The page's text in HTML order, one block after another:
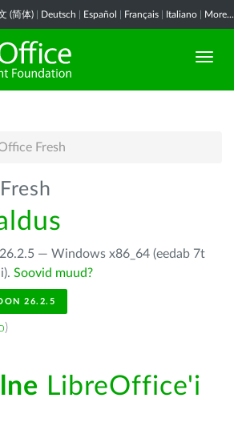
(简体) Deutsch Español Français Italiano More...
Fresh
— Windows x86_64 (eedab 7t
Soovid muud?
26.2.5
)
LibreOffice'i